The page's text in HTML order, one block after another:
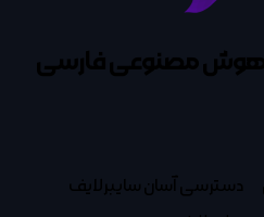
مصنوعی فارسی
دسترسی آسان سایبرلایف